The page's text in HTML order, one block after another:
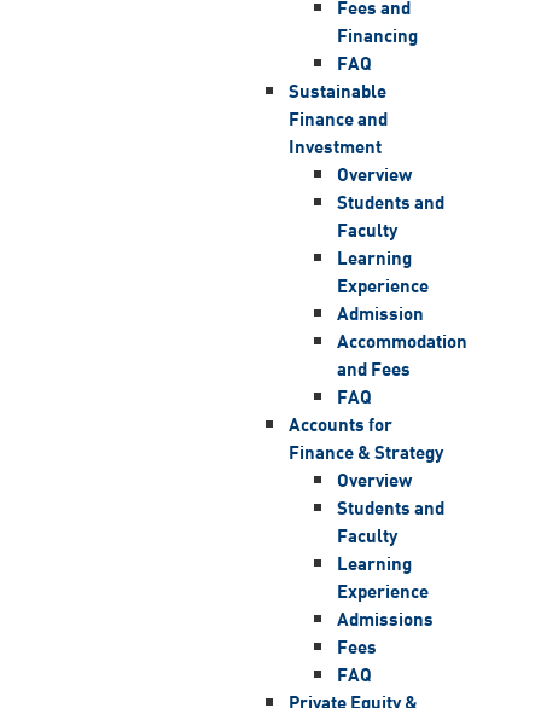
Fees and
Financing
FAQ
Sustainable
Finance and
Investment
Overview
Students and
Faculty
Learning
Experience
Admission
Accommodation
and Fees
FAQ
Accounts for
Finance & Strategy
Overview
Students and
Faculty
Learning
Experience
Admissions
Fees
FAQ
Private Equity &